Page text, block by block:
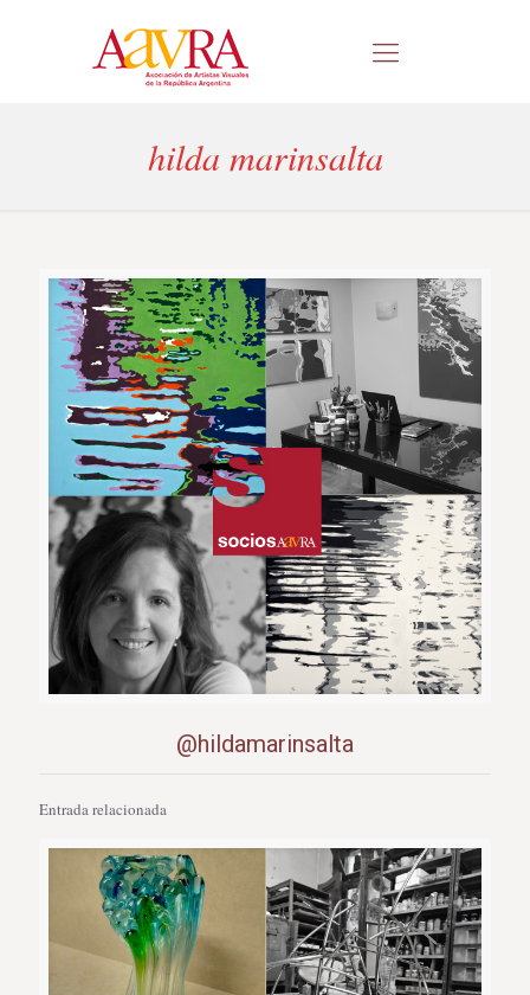
hilda marinsalta
@hildamarinsalta
Entrada relacionada